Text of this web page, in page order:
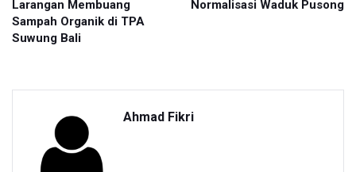
Larangan Membuang
Sampah Organik di TPA
Suwung Bali
Normalisasi Waduk Pusong
Ahmad Fikri